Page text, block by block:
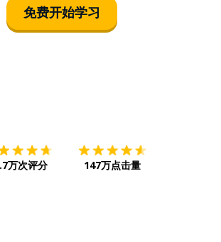
免费开始学习
万次评分 147万点击量